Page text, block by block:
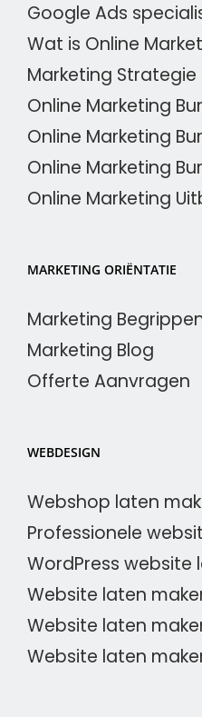
Google Ads
Wat is Online
Marketing Strategie
Online Marketing
Online Marketing
Online Marketing
Online Marketing
MARKETING ORIËNTATIE
Marketing
Marketing Blog
Offerte Aanvragen
WEBDESIGN
Webshop laten
Professionele
WordPress website
Website laten
Website laten
Website laten